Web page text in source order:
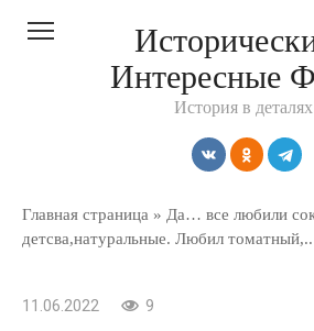
Интересные
История в
Главная страница » Да… все любили
детсва,натуральные. Любил томатный,..
11.06.2022 9